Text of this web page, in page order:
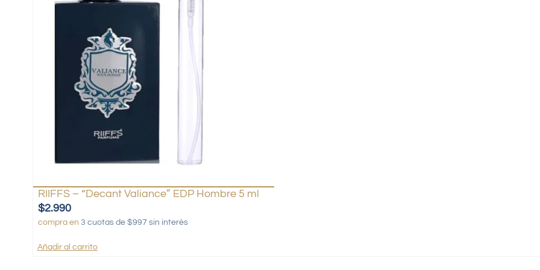
RIIFFS – “Decant Valiance” EDP Hombre 5 ml
$2.990
compra en 3 cuotas de $997 sin interés
Añadir al carrito